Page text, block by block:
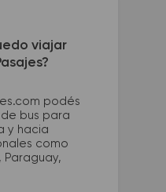
viajar
podés
bus para
y hacia
como
Paraguay,